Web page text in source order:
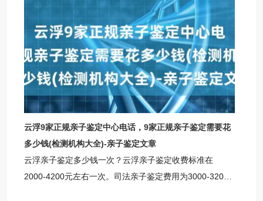
考。丹东柚子基因正规亲子鉴定机构丹东柚子基因亲子鉴
定咨询中心，地址：丹东市天顶街道尖山大厦903室丹东
亲子鉴定咨询中心咨询范围：上户口亲子鉴定，个人亲子
鉴定，司法亲子鉴定，移民亲子鉴定，入户亲子鉴定中考
亲子鉴定，高考亲子鉴定，隐私亲子鉴定，
云浮9家正规亲子鉴定中心电话，9家正规亲子鉴定需要花
多少钱(检测机构大全)-亲子鉴定文章
云浮亲子鉴定多少钱一次？云浮亲子鉴定收费标准在
2000-4200元左右一次。司法亲子鉴定费用为3000-3200